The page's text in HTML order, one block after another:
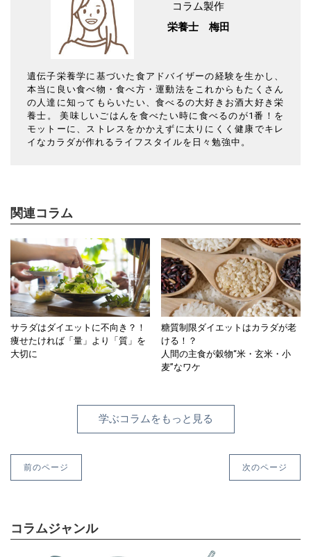
コラム製作
栄養士 梅田
遺伝子栄養学に基づいた食アドバイザーの経験を生かし、
本当に良い食べ物・食べ方・運動法をこれからもたくさん
の人達に知ってもらいたい、食べるの大好きお酒大好き栄
養士。 美味しいごはんを食べたい時に食べるのが1番！を
モットーに、ストレスをかかえずに太りにくく健康でキレ
イなカラダが作れるライフスタイルを日々勉強中。
関連コラム
サラダはダイエットに不向き？！
痩せたければ「量」より「質」を
大切に
糖質制限ダイエットはカラダが老
ける！？
人間の主食が穀物“米・玄米・小
麦”なワケ
学ぶコラムをもっと見る
前のページ 次のページ
コラムジャンル